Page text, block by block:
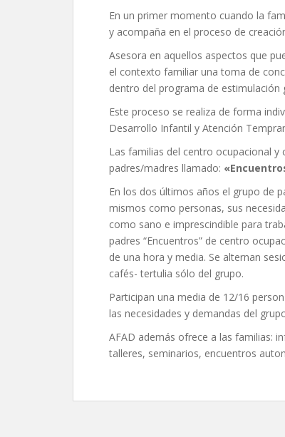
En un primer momento cuando la
y acompaña en el proceso de
Asesora en aquellos aspectos que
el contexto familiar una toma de
dentro del programa de estimulación
Este proceso se realiza de forma
Desarrollo Infantil y Atención
Las familias del centro ocupacional
padres/madres llamado:
En los dos últimos años el grupo de
mismos como personas, sus
como sano e imprescindible para
padres “Encuentros” de centro
de una hora y media. Se alternan
cafés- tertulia sólo del grupo.
Participan una media de 12/16
las necesidades y demandas del
AFAD además ofrece a las familias:
talleres, seminarios, encuentros